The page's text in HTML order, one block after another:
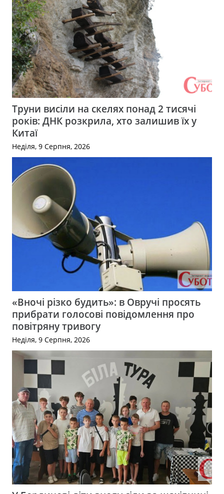
Труни висіли на скелях понад 2 тисячі
років: ДНК розкрила, хто залишив їх у
Китаї
Неділя, 9 Серпня, 2026
«Вночі різко будить»: в Овручі просять
прибрати голосові повідомлення про
повітряну тривогу
Неділя, 9 Серпня, 2026